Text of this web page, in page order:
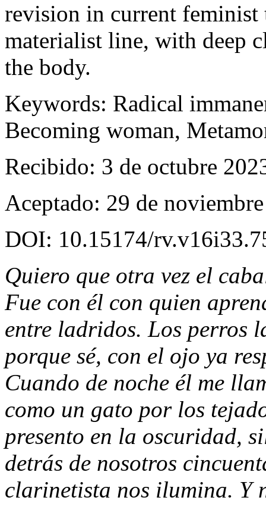
revision in current feminist
materialist line, with deep
the body.
Keywords: Radical
Becoming woman,
Recibido: 3 de octubre
Aceptado: 29 de
DOI: 10.15174/
Quiero que otra vez el
Fue con él con quien
entre ladridos. Los perros
porque sé, con el ojo ya
Cuando de noche él me
como un gato por los
presento en la oscuridad,
detrás de nosotros
clarinetista nos ilumina. Y